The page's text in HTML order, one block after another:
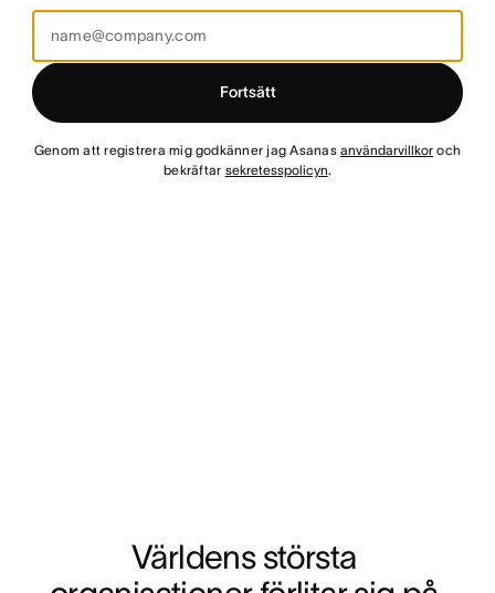
Fortsätt
Genom att registrera mig godkänner jag Asanasanvändarvillkor och
bekräftar sekretesspolicyn.
Världens största